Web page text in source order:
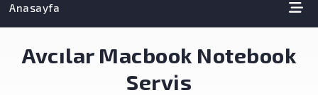
Anasayfa
Avcılar Macbook Notebook
Servis